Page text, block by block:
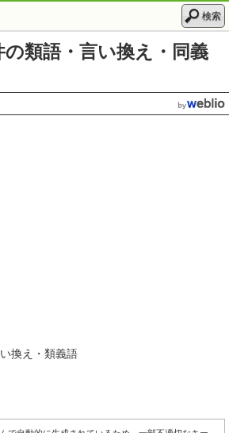
検索
の類語・言い換え・同義
い換え・類義語